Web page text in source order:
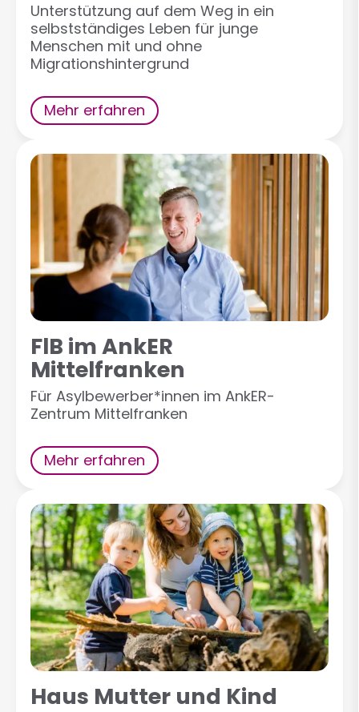
Unterstützung auf dem Weg in ein
selbstständiges Leben für junge
Menschen mit und ohne
Migrationshintergrund
Mehr erfahren
FlB im AnkER
Mittelfranken
Für Asylbewerber*innen im AnkER-
Zentrum Mittelfranken
Mehr erfahren
Haus Mutter und Kind